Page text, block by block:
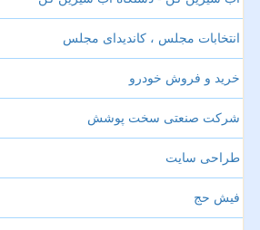
انتخابات مجلس ، کاندیدای مجلس
خرید و فروش خودرو
شرکت صنعتی سخت پوشش
طراحی سایت
فیش حج